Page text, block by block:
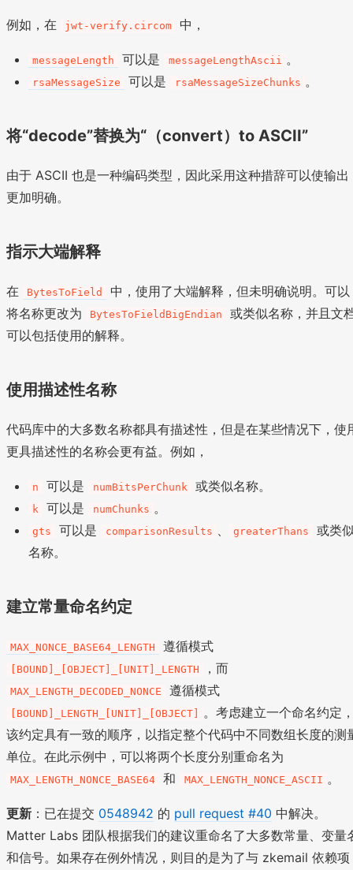
例如，在 jwt-verify.circom 中，
messageLength 可以是 messageLengthAscii 。
rsaMessageSize 可以是 rsaMessageSizeChunks 。
将“decode”替换为“（convert）to ASCII”
由于 ASCII 也是一种编码类型，因此采用这种措辞可以使输出
更加明确。
指示大端解释
在 BytesToField
中，使用了大端解释，但未明确说明。可以
将名称更改为
BytesToFieldBigEndian
或类似名称，并且文
可以包括使用的解释。
使用描述性名称
代码库中的大多数名称都具有描述性，但是在某些情况下，使
更具描述性的名称会更有益。例如，
n 可以是 numBitsPerChunk 或类似名称。
k 可以是 numChunks 。
gts 可以是 comparisonResults greaterThans
或类
名称。
建立常量命名约定
MAX_NONCE_BASE64_LENGTH 遵循模式
[BOUND]_[OBJECT]_[UNIT]_LENGTH ，而
MAX_LENGTH_DECODED_NONCE 遵循模式
[BOUND]_LENGTH_[UNIT]_[OBJECT]
。考虑建立一个命名约定
该约定具有一致的顺序，以指定整个代码中不同数组长度的测
单位。在此示例中，可以将两个长度分别重命名为
MAX_LENGTH_NONCE_BASE64 和 MAX_LENGTH_NONCE_ASCII 。
更新 ：已在提交 0548942 的 pull request #40 中解决。
Matter Labs 团队根据我们的建议重命名了大多数常量、变量
和信号。如果存在例外情况，则目的是为了与 zkemail 依赖项